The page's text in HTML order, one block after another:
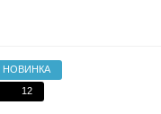
НОВИНКА
12